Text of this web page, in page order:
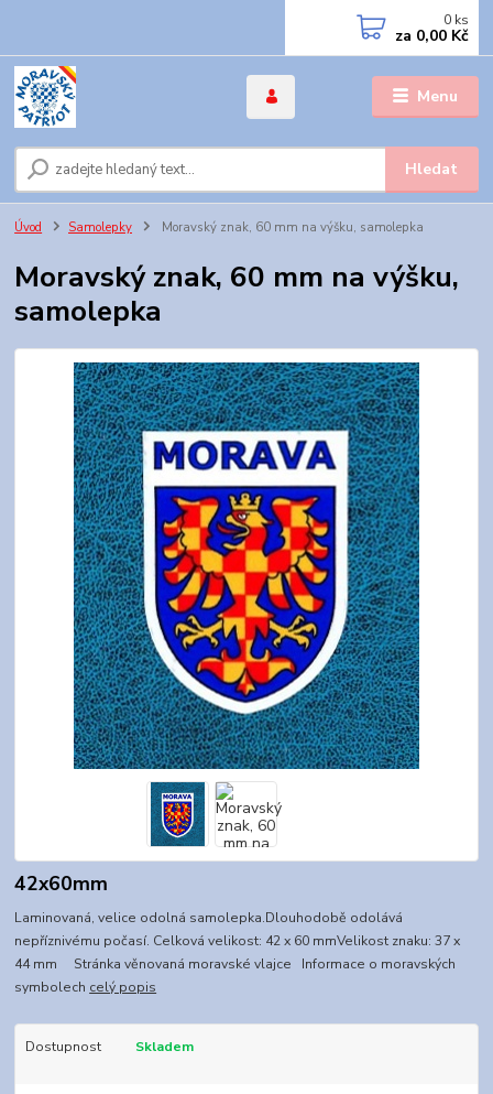
Menu
Hledat
0 ks
za 0,00 Kč
Úvod Samolepky Moravský znak, 60 mm na výšku, samolepka
Moravský znak, 60 mm na výšku,
samolepka
42x60mm
Laminovaná, velice odolná samolepka.Dlouhodobě odolává
nepříznivému počasí. Celková velikost: 42 x 60 mmVelikost znaku: 37 x
44 mm Stránka věnovaná moravské vlajce Informace o moravských
symbolech celý popis
Dostupnost Skladem